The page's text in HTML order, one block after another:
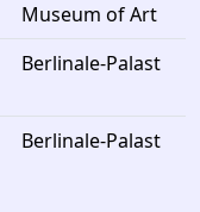
Museum of Art
Berlinale-Palast
Berlinale-Palast